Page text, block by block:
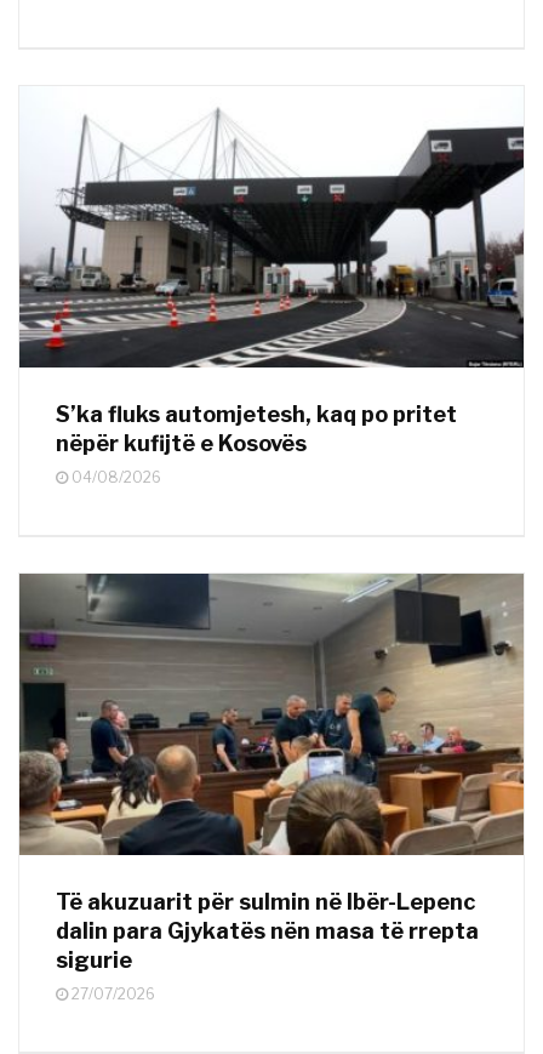
S’ka fluks automjetesh, kaq po pritet
nëpër kufijtë e Kosovës
04/08/2026
Të akuzuarit për sulmin në Ibër-Lepenc
dalin para Gjykatës nën masa të rrepta
sigurie
27/07/2026